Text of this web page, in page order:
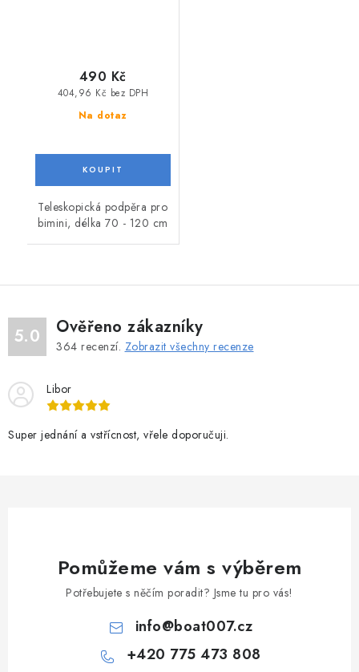
Na dotaz
404,96 Kč bez DPH
490 Kč
Teleskopická podpěra pro
bimini, délka 70 - 120 cm
5.0 Ověřeno zákazníky
364 recenzí. Zobrazit všechny recenze
Libor
Super jednání a vstřícnost, vřele doporučuji.
Pomůžeme vám s výběrem
Potřebujete s něčím poradit? Jsme tu pro vás!
info@boat007.cz
+420 775 473 808